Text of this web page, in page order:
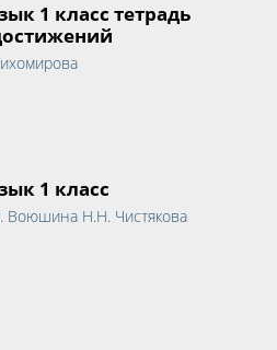
1 класс тетрадь
1 класс
Воюшина Н.Н. Чистякова